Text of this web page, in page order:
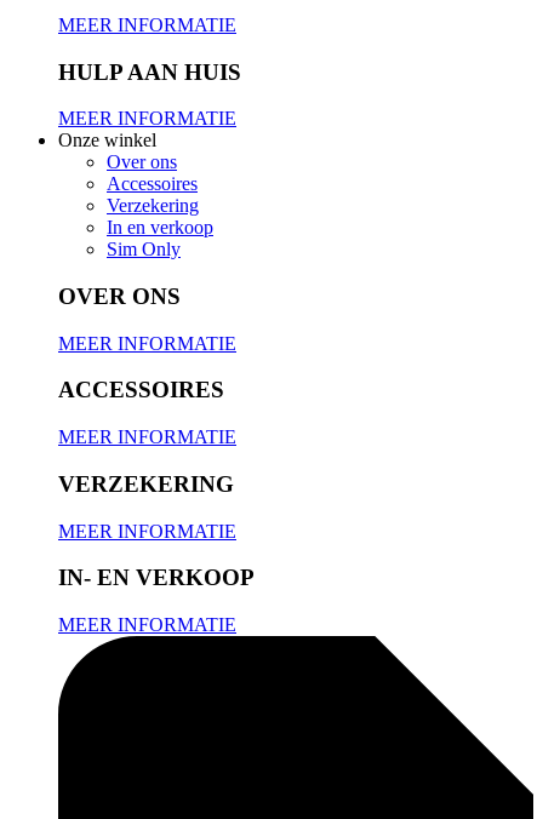
MEER INFORMATIE
HULP AAN HUIS
MEER INFORMATIE
Onze winkel
Over ons
Accessoires
Verzekering
In en verkoop
Sim Only
OVER ONS
MEER INFORMATIE
ACCESSOIRES
MEER INFORMATIE
VERZEKERING
MEER INFORMATIE
IN- EN VERKOOP
MEER INFORMATIE